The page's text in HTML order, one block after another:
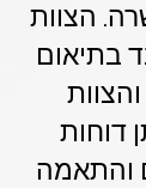
הצוות
בתיאום
דוחות
והתאמה